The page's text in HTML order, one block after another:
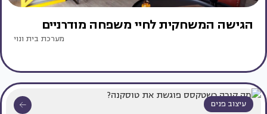
הגישה המשחקית לחיי משפחה מודרניים
מערכת בית ונוי
עיצוב פנים